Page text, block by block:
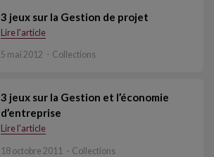
3 jeux sur la Gestion de projet
Lire l'article
5 mai 2012 Collections
3 jeux sur la Gestion et l’économie
d’entreprise
Lire l'article
18 octobre 2011 Collections